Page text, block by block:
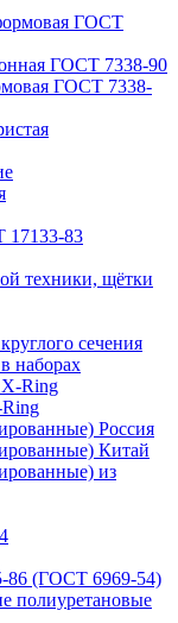
ГОСТ
ГОСТ 7338-90
ГОСТ 7338-
17133-83
техники, щётки
сечения
наборах
Х-Ring
Россия
Китай
из
86 (ГОСТ 6969-54)
полиуретановые